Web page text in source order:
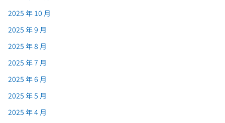
2025 年 10 月
2025 年 9 月
2025 年 8 月
2025 年 7 月
2025 年 6 月
2025 年 5 月
2025 年 4 月